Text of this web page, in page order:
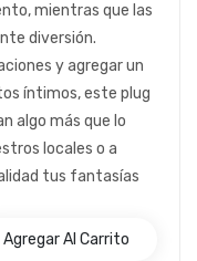
mientras que las
diversión.
y agregar un
íntimos, este plug
algo más que lo
locales o a
tus fantasías
Agregar Al Carrito